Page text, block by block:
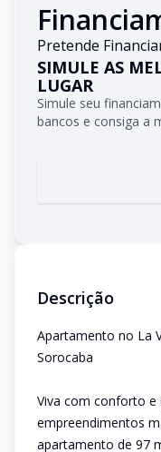
Pretende
SIMULE AS
LUGAR
Simule seu
bancos e consiga a
Descrição
Apartamento no La
Sorocaba
Viva com conforto e
empreendimentos
apartamento de 97